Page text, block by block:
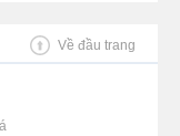
Về đầu trang